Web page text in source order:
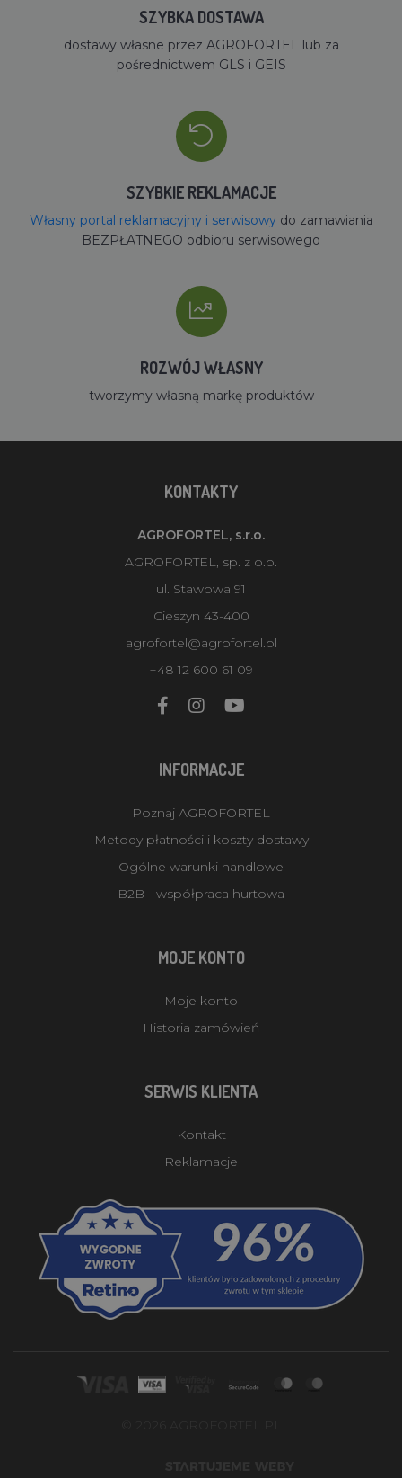
SZYBKA DOSTAWA
dostawy własne przez AGROFORTEL lub za
pośrednictwem GLS i GEIS
SZYBKIE REKLAMACJE
Własny portal reklamacyjny i serwisowydo zamawiania
BEZPŁATNEGO odbioru serwisowego
ROZWÓJ WŁASNY
tworzymy własną markę produktów
KONTAKTY
AGROFORTEL, s.r.o.
AGROFORTEL, sp. z o.o.
ul. Stawowa 91
Cieszyn 43-400
agrofortel@agrofortel.pl
+48 12 600 61 09
INFORMACJE
Poznaj AGROFORTEL
Metody płatności i koszty dostawy
Ogólne warunki handlowe
B2B - współpraca hurtowa
MOJE KONTO
Moje konto
Historia zamówień
SERWIS KLIENTA
Kontakt
Reklamacje